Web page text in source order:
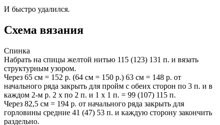
И быстро удалился.
Схема вязания
Спинка
Набрать на спицы желтой нитью 115 (123) 131 п. и вязать
структурным узором.
Через 65 см = 152 р. (64 см = 150 р.) 63 см = 148 р. от
начального ряда закрыть для пройм с обеих сторон по 3 п. и в
каждом 2-м р. 2 x по 2 п. и 1 x 1 п. = 99 (107) 115 п.
Через 82,5 см = 194 р. от начального ряда закрыть для
горловины средние 41 (47) 53 п. и каждую сторону закончить
раздельно.